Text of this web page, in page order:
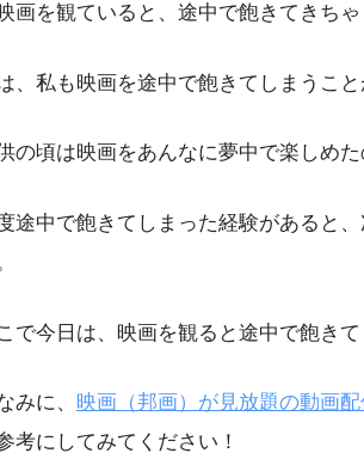
映画を観ていると、途中で飽きてきち
、私も映画を途中で飽きてしまうこ
の頃は映画をあんなに夢中で楽しめ
途中で飽きてしまった経験があると
で今日は、映画を観ると途中で飽き
みに、 映画（邦画）が見放題の動画
考にしてみてください！